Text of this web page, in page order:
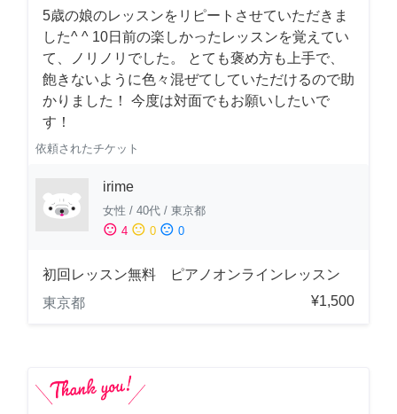
5歳の娘のレッスンをリピートさせていただきま
した^ ^ 10日前の楽しかったレッスンを覚えてい
て、ノリノリでした。 とても褒め方も上手で、
飽きないように色々混ぜてしていただけるので助
かりました！ 今度は対面でもお願いしたいで
す！
依頼されたチケット
irime
女性 / 40代 / 東京都
sentiment_satisfied 4 sentiment_neutral 0 sentiment_dissatisfied 0
初回レッスン無料 ピアノオンラインレッスン
東京都
¥1,500